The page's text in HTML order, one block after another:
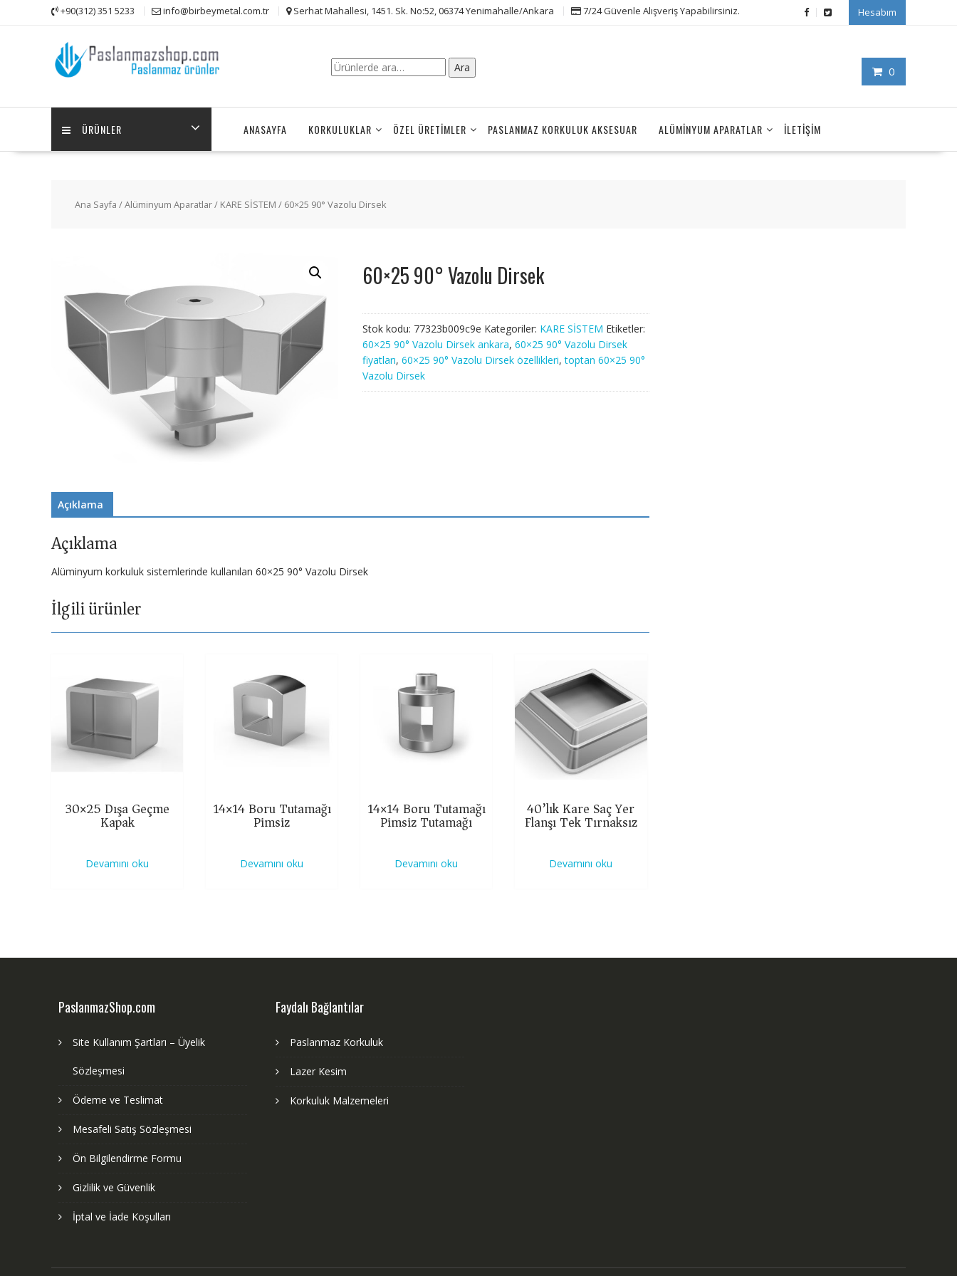
+90(312) 351 5233 info@birbeymetal.com.tr Serhat Mahallesi, 1451. Sk. No:52, 06374 Yenimahalle/Ankara 7/24 Güvenle Alışveriş Yapabilirsiniz. Hesabım
0
Ara: Ara
ÜRÜNLER ANASAYFA KORKULUKLAR ÖZEL ÜRETIMLER PASLANMAZ KORKULUK AKSESUAR ALÜMINYUM APARATLAR İLETIŞIM
Ana Sayfa /Alüminyum Aparatlar/ KARE SİSTEM / 60×25 90° Vazolu Dirsek
60×25 90° Vazolu Dirsek
Stok kodu: 77323b009c9e Kategoriler: KARE SİSTEM Etiketler:
60×25 90° Vazolu Dirsek ankara, 60×25 90° Vazolu Dirsek
fiyatları, 60×25 90° Vazolu Dirsek özellikleri,toptan 60×25 90°
Vazolu Dirsek
Açıklama
Açıklama
Alüminyum korkuluk sistemlerinde kullanılan 60×25 90° Vazolu Dirsek
İlgili ürünler
30×25 Dışa Geçme
Kapak
Devamını oku
14×14 Boru Tutamağı
Pimsiz
Devamını oku
14×14 Boru Tutamağı
Pimsiz Tutamağı
Devamını oku
40’lık Kare Saç Yer
Flanşı Tek Tırnaksız
Devamını oku
PaslanmazShop.com
Site Kullanım Şartları – Üyelik
Sözleşmesi
Ödeme ve Teslimat
Mesafeli Satış Sözleşmesi
Ön Bilgilendirme Formu
Gizlilik ve Güvenlik
İptal ve İade Koşulları
Faydalı Bağlantılar
Paslanmaz Korkuluk
Lazer Kesim
Korkuluk Malzemeleri